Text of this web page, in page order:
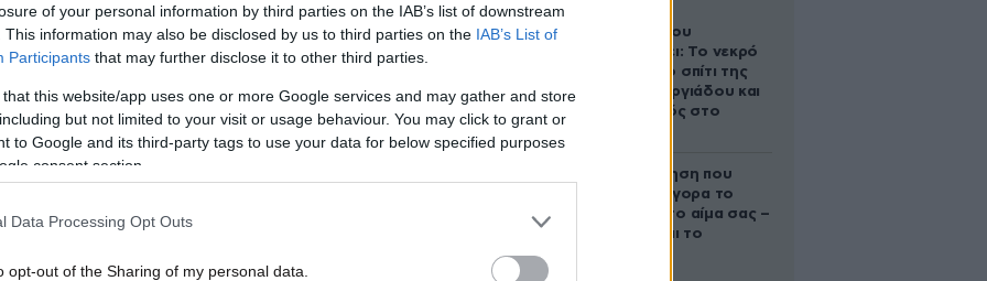
of your personal information by third parties on the IAB’s list of downstream
This information may also be disclosed by us to third parties on the IAB’s List of
Participants that may further disclose it to other third parties.
that this website/app uses one or more Google services and may gather and store
but not limited to your visit or usage behaviour. You may click to grant or
to Google and its third-party tags to use your data for below specified purposes
consent section.
Data Processing Opt Outs
opt-out of the Sharing of my personal data.
πέρα από τη δυναμική που αποπνέει,τονίζει
το μεγάλο
adventure
bike
μέχρι τις εξωτερικές ραφές στις δύο
πάνω στο δικύλινδρο της
στο κατασκευαστικό στάδιο.
Τζώρτζογλου
αποκαλύπτει: Το νεκρό
έμβρυο στο σπίτι της
Μαρίας Γεωργιάδου και
ο εγκλεισμός στο
Η απλή άσκηση που
μειώνει γρήγορα το
σάκχαρο στο αίμα σας –
Και δεν είναι το